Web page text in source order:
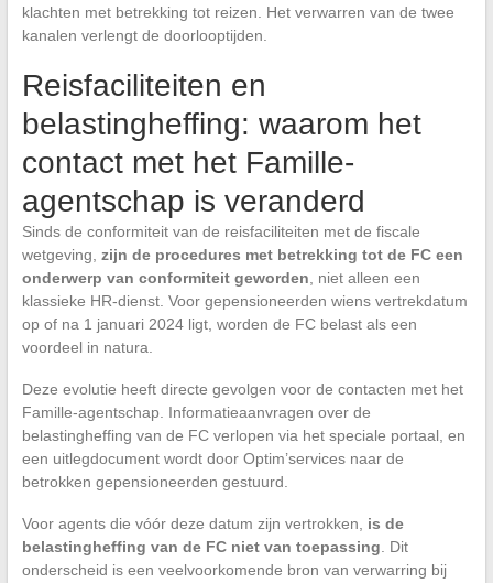
klachten met betrekking tot reizen. Het verwarren van de twee
kanalen verlengt de doorlooptijden.
Reisfaciliteiten en
belastingheffing: waarom het
contact met het Famille-
agentschap is veranderd
Sinds de conformiteit van de reisfaciliteiten met de fiscale
wetgeving, zijn de procedures met betrekking tot de FC een
onderwerp van conformiteit geworden, niet alleen een
klassieke HR-dienst. Voor gepensioneerden wiens vertrekdatum
op of na 1 januari 2024 ligt, worden de FC belast als een
voordeel in natura.
Deze evolutie heeft directe gevolgen voor de contacten met het
Famille-agentschap. Informatieaanvragen over de
belastingheffing van de FC verlopen via het speciale portaal, en
een uitlegdocument wordt door Optim’services naar de
betrokken gepensioneerden gestuurd.
Voor agents die vóór deze datum zijn vertrokken, is de
belastingheffing van de FC niet van toepassing. Dit
onderscheid is een veelvoorkomende bron van verwarring bij